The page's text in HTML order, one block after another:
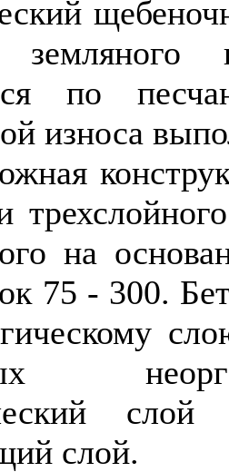
по
износа
на
75 - 300.
слой.